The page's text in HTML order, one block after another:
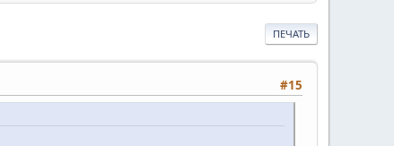
ПЕЧАТЬ
#15